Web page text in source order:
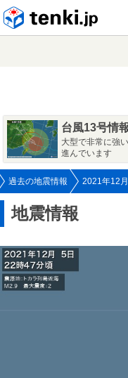
台風13号情
大型で非常に強
進んでいます
過去の地震情報 2021年12
地震情報